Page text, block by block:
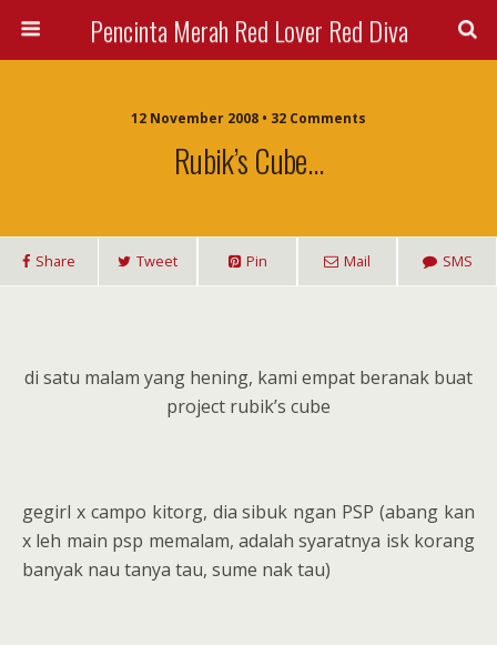
Pencinta Merah Red Lover Red Diva
12 November 2008 • 32 Comments
Rubik’s Cube…
Share Tweet Pin Mail SMS
di satu malam yang hening, kami empat beranak buat
project rubik’s cube
gegirl x campo kitorg, dia sibuk ngan PSP (abang kan
x leh main psp memalam, adalah syaratnya isk korang
banyak nau tanya tau, sume nak tau)